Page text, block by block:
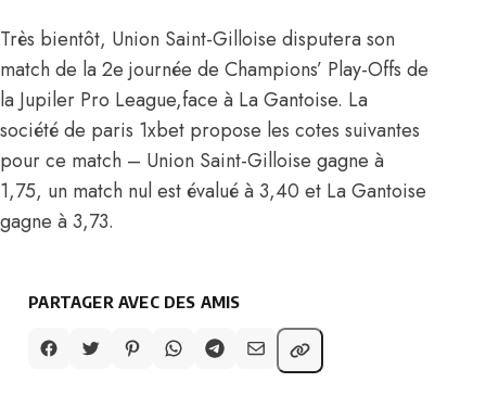
Très bientôt, Union Saint-Gilloise disputera son
match de la 2e journée de Champions’ Play-Offs de
la Jupiler Pro League,face à La Gantoise. La
société de paris 1xbet propose les cotes suivantes
pour ce match – Union Saint-Gilloise gagne à
1,75, un match nul est évalué à 3,40 et La Gantoise
gagne à 3,73.
PARTAGER AVEC DES AMIS